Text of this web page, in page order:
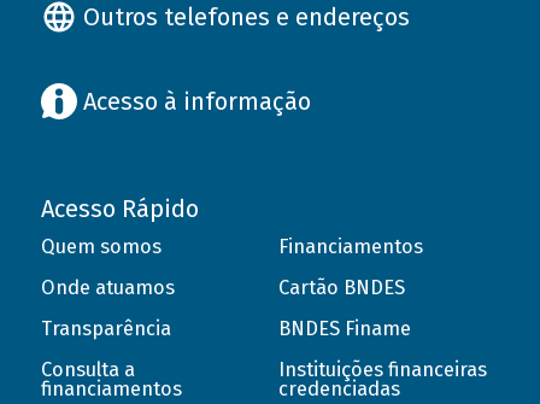
Outros telefones e endereços
Acesso à informação
Acesso Rápido
Quem somos
Onde atuamos
Transparência
Consulta a
financiamentos
Financiamentos
Cartão BNDES
BNDES Finame
Instituições financeiras
credenciadas